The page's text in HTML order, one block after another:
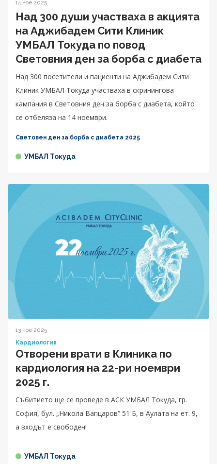
14 ное 2025
Над 300 души участваха в акцията
на Аджибадем Сити Клиник
УМБАЛ Токуда по повод
Световния ден за борба с диабета
Над 300 посетители и пациенти на Аджибадем Сити
Клиник УМБАЛ Токуда участваха в скринингова
кампания в Световния ден за борба с диабета, който
се отбеляза на 14 ноември.
Световен ден за борба с диабета 2025
УМБАЛ Токуда
13 ное 2025
Кардиология
Отворени врати в Клиника по
кардиология на 22-ри ноември
2025 г.
Събитието ще се проведе в АСК УМБАЛ Токуда, гр.
София, бул. „Никола Вапцаров“ 51 Б, в Аулата на ет. 9,
а входът е свободен!
УМБАЛ Токуда